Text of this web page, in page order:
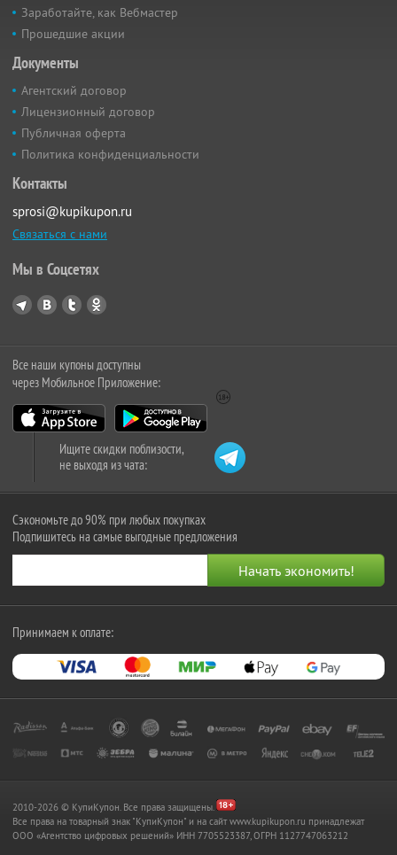
Заработайте, как Вебмастер
Прошедшие акции
Документы
Агентский договор
Лицензионный договор
Публичная оферта
Политика конфиденциальности
Контакты
sprosi@kupikupon.ru
Связаться с нами
Мы в Соцсетях
Все наши купоны доступны
через Мобильное Приложение:
Ищите скидки поблизости,
не выходя из чата:
Сэкономьте до 90% при любых покупках
Подпишитесь на самые выгодные предложения
Принимаем к оплате:
2010-2026 © КупиКупон. Все права защищены.
Все права на товарный знак "КупиКупон" и на сайт www.kupikupon.ru принадлежат
OOO «Агентство цифровых решений» ИНН 7705523387, ОГРН 1127747063212